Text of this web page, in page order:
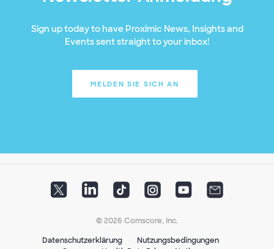
Sign up today to have Proximic News, Insights and
Events sent straight to your inbox!
MELDEN SIE SICH AN
© 2026 Comscore, Inc.
Datenschutzerklärung
Nutzungsbedingungen